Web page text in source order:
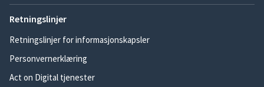
Retningslinjer
Retningslinjer for informasjonskapsler
Personvernerklæring
Act on Digital tjenester